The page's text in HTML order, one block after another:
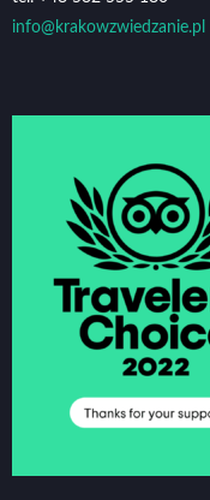
info@krakowzwiedzanie.pl